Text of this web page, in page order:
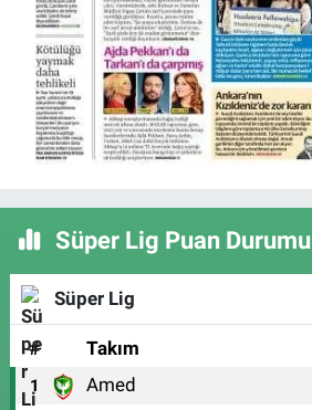
Süper Lig Puan Durumu
Süper Lig
# Takım
1 Amed